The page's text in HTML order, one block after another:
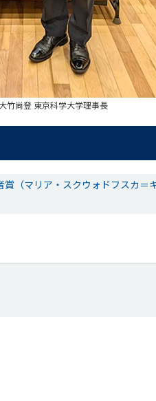
竹尚登 東京科学大学理事長
（マリア・スクウォドフスカ＝